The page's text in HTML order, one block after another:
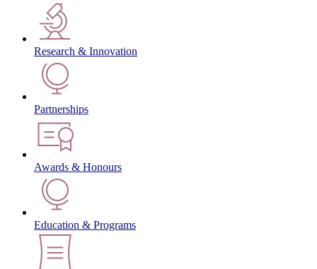
Research & Innovation
Partnerships
Awards & Honours
Education & Programs